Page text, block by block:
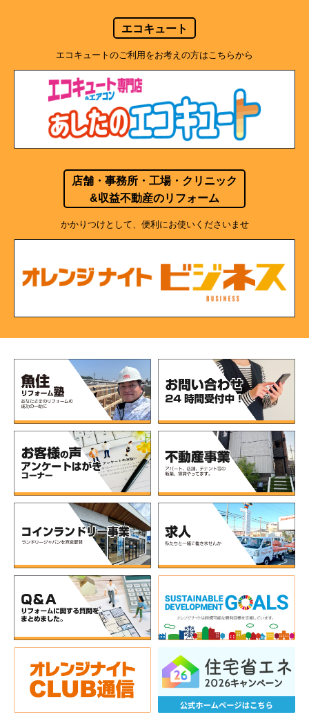
エコキュート
エコキュートのご利用をお考えの方はこちらから
店舗・事務所・工場・クリニック
&収益不動産のリフォーム
かかりつけとして、便利にお使いくださいませ